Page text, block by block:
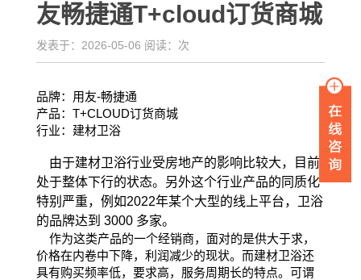
友畅捷通T+cloud订货商城
发表于：2026-05-06 阅读： 次
品牌：用友-畅捷通
产品：T+CLOUD订货商城
行业：建材卫浴
由于建材卫浴行业受房地产的影响比较大，目前
处于整体下行的状态。另外这个行业产品的同质化
特别严重，例如2022年某个大型的线上平台，卫浴
的品牌达到 3000 多家。
作为这类产品的一个经销商，面对的是供大于求，
价格在内卷中下降，利润减少的现状。而建材卫浴还
具有购买频率低，要求高，服务周期长的特点。可谓